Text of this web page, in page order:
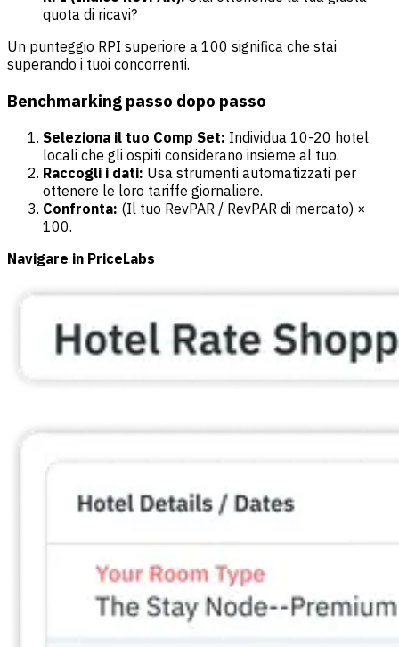
quota di ricavi?
Un punteggio RPI superiore a 100 significa che stai
superando i tuoi concorrenti.
Benchmarking passo dopo passo
Seleziona il tuo Comp Set: Individua 10-20 hotel
locali che gli ospiti considerano insieme al tuo.
Raccogli i dati: Usa strumenti automatizzati per
ottenere le loro tariffe giornaliere.
Confronta: (Il tuo RevPAR / RevPAR di mercato) ×
100.
Navigare in PriceLabs